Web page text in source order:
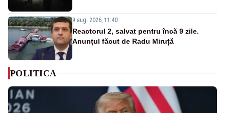
9 aug. 2026, 11:40
Reactorul 2, salvat pentru încă 9 zile.
Anunțul făcut de Radu Miruță
POLITICA